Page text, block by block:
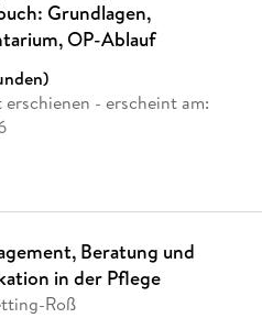
Grundlagen,
OP-Ablauf
- erscheint am:
Beratung und
in der Pflege
Roß